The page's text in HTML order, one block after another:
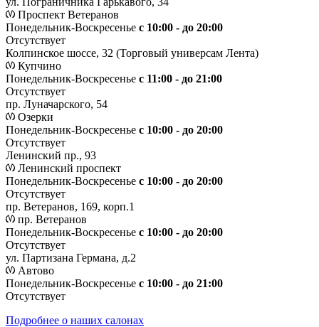
Проспект Ветеранов
Понедельник-Воскресенье с 10:00 - до 20:00
Отсутствует
Колпинское шоссе, 32 (Торговый универсам Лента)
Купчино
Понедельник-Воскресенье с 11:00 - до 21:00
Отсутствует
пр. Луначарского, 54
Озерки
Понедельник-Воскресенье с 10:00 - до 20:00
Отсутствует
Ленинский пр., 93
Ленинский проспект
Понедельник-Воскресенье с 10:00 - до 20:00
Отсутствует
пр. Ветеранов, 169, корп.1
пр. Ветеранов
Понедельник-Воскресенье с 10:00 - до 20:00
Отсутствует
ул. Партизана Германа, д.2
Автово
Понедельник-Воскресенье с 10:00 - до 21:00
Отсутствует
Подробнее о наших салонах